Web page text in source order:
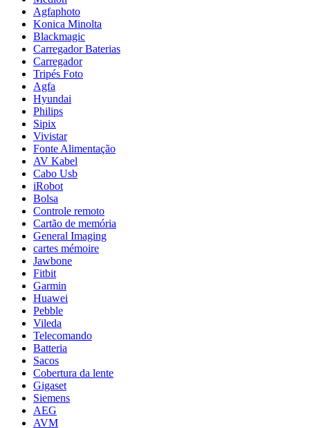
Agfaphoto
Konica Minolta
Blackmagic
Carregador Baterias
Carregador
Tripés Foto
Agfa
Hyundai
Philips
Sipix
Vivistar
Fonte Alimentação
AV Kabel
Cabo Usb
iRobot
Bolsa
Controle remoto
Cartão de memória
General Imaging
cartes mémoire
Jawbone
Fitbit
Garmin
Huawei
Pebble
Vileda
Telecomando
Batteria
Sacos
Cobertura da lente
Gigaset
Siemens
AEG
AVM